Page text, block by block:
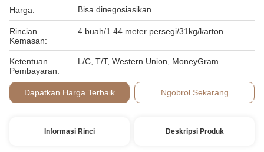
Harga: Bisa dinegosiasikan
Rincian
Kemasan:
4 buah/1.44 meter persegi/31kg/karton
Ketentuan
Pembayaran:
L/C, T/T, Western Union, MoneyGram
Dapatkan Harga Terbaik Ngobrol Sekarang
Informasi Rinci Deskripsi Produk